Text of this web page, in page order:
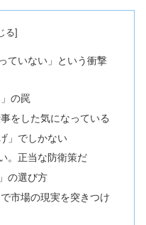
ていない」という衝撃
の罠
をした気になっている
」でしかない
。正当な防衛策だ
の選び方
市場の現実を突きつけ